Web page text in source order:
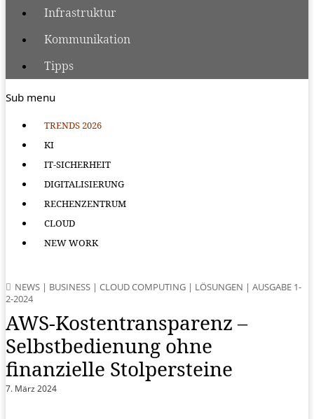
Infrastruktur
Kommunikation
Tipps
Sub menu
TRENDS 2026
KI
IT-SICHERHEIT
DIGITALISIERUNG
RECHENZENTRUM
CLOUD
NEW WORK
NEWS | BUSINESS | CLOUD COMPUTING | LÖSUNGEN | AUSGABE 1-
2-2024
AWS-Kostentransparenz –
Selbstbedienung ohne
finanzielle Stolpersteine
7. März 2024